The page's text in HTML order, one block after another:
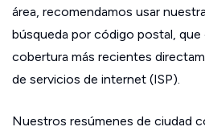
área, recomendamos usar
búsqueda por código postal,
cobertura más recientes
de servicios de internet (ISP).
Nuestros resúmenes de ciudad